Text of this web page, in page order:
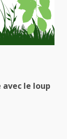
le loup